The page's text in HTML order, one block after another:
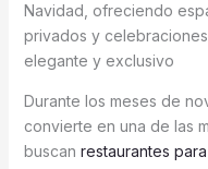
Navidad, ofreciendo
privados y
elegante y exclusivo
Durante los meses de
convierte en una de las
buscan restaurantes